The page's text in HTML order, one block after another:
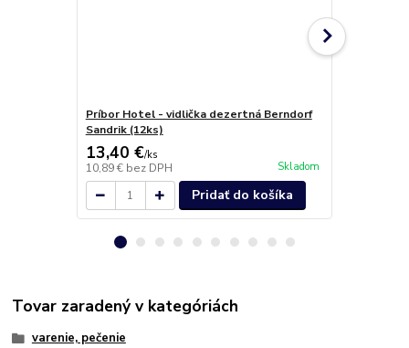
Príbor Hotel - vidlička dezertná Berndorf
Sandrik (12ks)
13,40 €/ks
10,89 € bez DPH Skladom
Pridať do košíka
Tovar zaradený v kategóriách
varenie, pečenie